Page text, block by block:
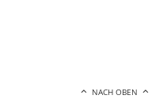
NACH OBEN